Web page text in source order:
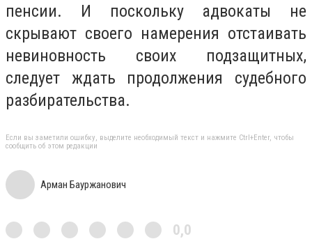
пенсии. И поскольку адвокаты не
скрывают своего намерения отстаивать
невиновность своих подзащитных,
следует ждать продолжения судебного
разбирательства.
Если вы заметили ошибку, выделите необходимый текст и нажмите Ctrl+Enter, чтобы
сообщить об этом редакции
Арман Бауржанович
0,0